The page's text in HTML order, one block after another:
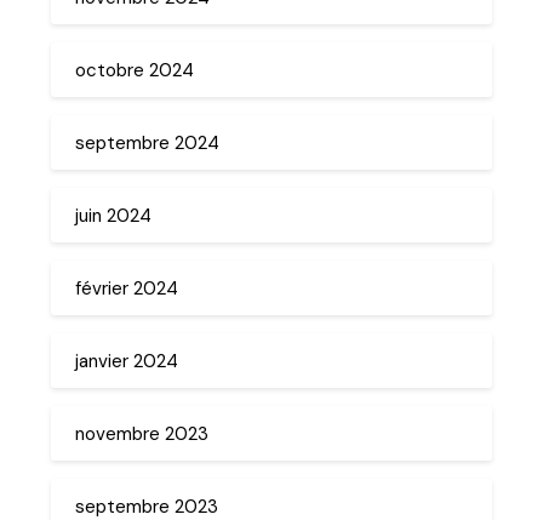
octobre 2024
septembre 2024
juin 2024
février 2024
janvier 2024
novembre 2023
septembre 2023